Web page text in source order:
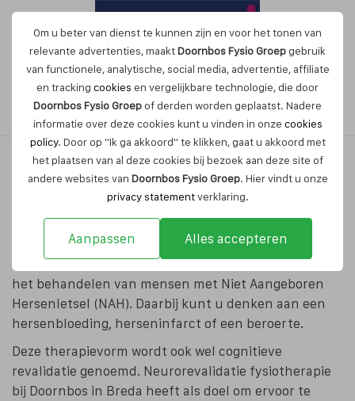
Om u beter van dienst te kunnen zijn en voor het tonen van
relevante advertenties, maaktDoornbos Fysio Groepgebruik
van functionele, analytische, social media, advertentie, affiliate
en tracking cookies en vergelijkbare technologie, die door
Doornbos Fysio Groepof derden worden geplaatst. Nadere
informatie over deze cookies kunt u vinden in onze cookies
policy. Door op "Ik ga akkoord" te klikken, gaat u akkoord met
het plaatsen van al deze cookies bij bezoek aan deze site of
andere websites van Doornbos Fysio Groep. Hier vindt u onze
privacy statementverklaring.
Aanpassen Alles accepteren
Maak nu een afspraak
Neurorevalidatie in Breda voor
mensen met NAH
Neurorevalidatie is een therapievorm die zich richt op
het behandelen van mensen met Niet Aangeboren
Hersenletsel (NAH). Daarbij kunt u denken aan een
hersenbloeding, herseninfarct of een beroerte.
Deze therapievorm wordt ook wel cognitieve
revalidatie genoemd. Neurorevalidatie fysiotherapie
bij Doornbos in Breda heeft als doel om ervoor te